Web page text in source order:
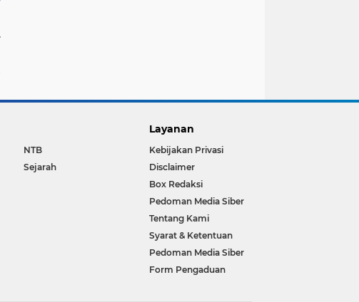
NTB
Sejarah
Layanan
Kebijakan Privasi
Disclaimer
Box Redaksi
Pedoman Media Siber
Tentang Kami
Syarat & Ketentuan
Pedoman Media Siber
Form Pengaduan